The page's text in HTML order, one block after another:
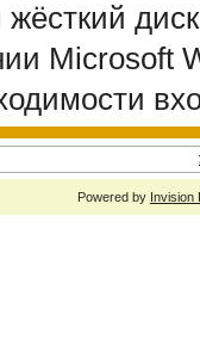
Microsoft
Powered by Invision